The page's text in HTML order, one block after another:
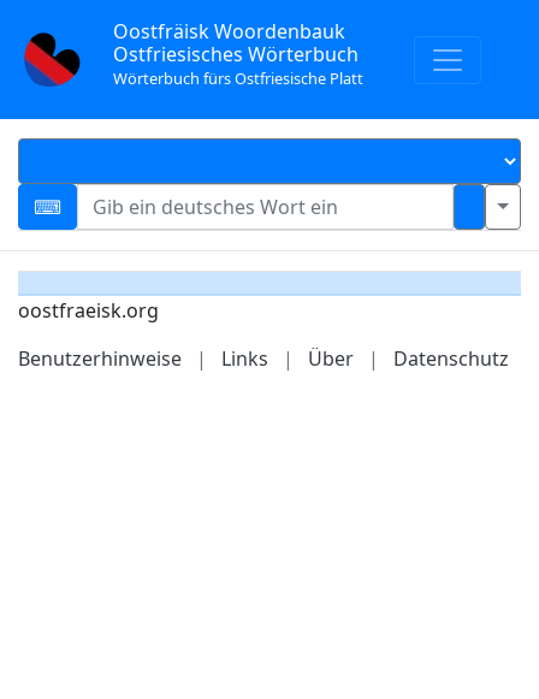
Oostfräisk Woordenbauk
Ostfriesisches Wörterbuch
Wörterbuch fürs Ostfriesische Platt
oostfraeisk.org
Benutzerhinweise
| Links | Über | Datenschutz